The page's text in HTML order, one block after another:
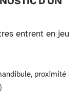
entrent en jeu
proximité